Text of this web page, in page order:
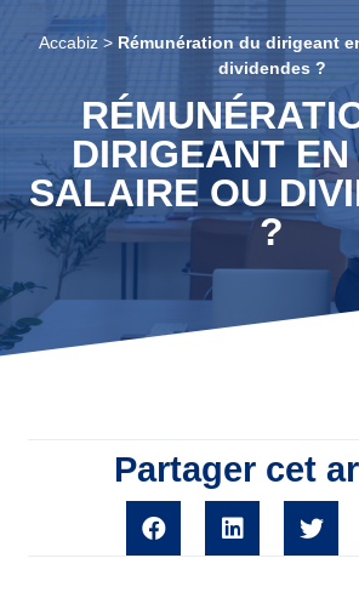
Accabiz> Rémunération du dirigeant
dividendes ?
DIRIGEANT
SALAIRE OU
?
Partager cet